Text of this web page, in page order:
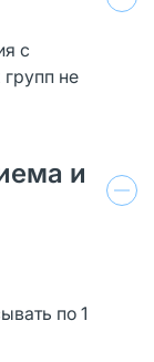
с
не
и
по 1